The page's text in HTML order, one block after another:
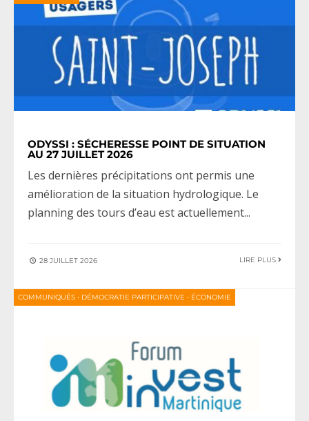
ODYSSI : SÉCHERESSE POINT DE SITUATION
AU 27 JUILLET 2026
Les dernières précipitations ont permis une
amélioration de la situation hydrologique. Le
planning des tours d’eau est actuellement...
28 JUILLET 2026 LIRE PLUS
COMMUNIQUÉS • DÉMOCRATIE PARTICIPATIVE • ÉCONOMIE